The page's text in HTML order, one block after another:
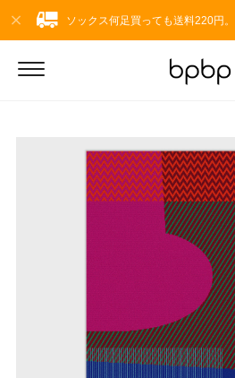
ソックス何足買っても送料220円